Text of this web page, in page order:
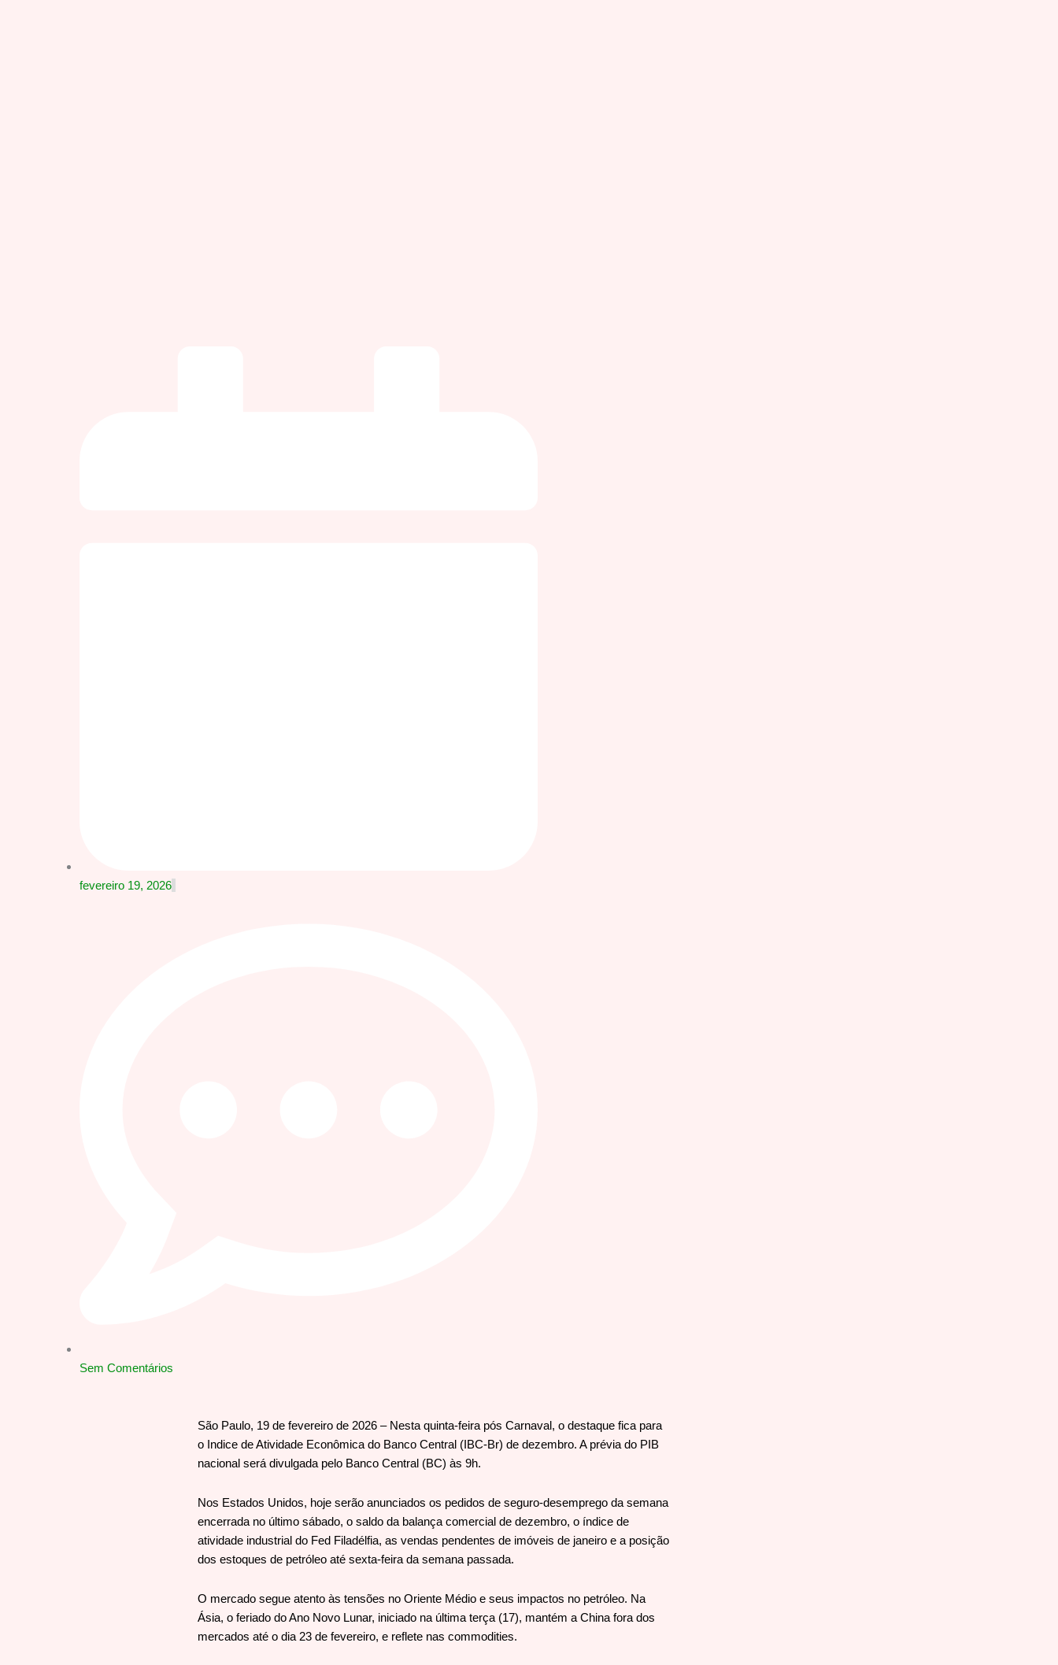
fevereiro 19, 2026
Sem Comentários
São Paulo, 19 de fevereiro de 2026 – Nesta quinta-feira pós Carnaval, o destaque fica para
o Indice de Atividade Econômica do Banco Central (IBC-Br) de dezembro. A prévia do PIB
nacional será divulgada pelo Banco Central (BC) às 9h.
Nos Estados Unidos, hoje serão anunciados os pedidos de seguro-desemprego da semana
encerrada no último sábado, o saldo da balança comercial de dezembro, o índice de
atividade industrial do Fed Filadélfia, as vendas pendentes de imóveis de janeiro e a posição
dos estoques de petróleo até sexta-feira da semana passada.
O mercado segue atento às tensões no Oriente Médio e seus impactos no petróleo. Na
Ásia, o feriado do Ano Novo Lunar, iniciado na última terça (17), mantém a China fora dos
mercados até o dia 23 de fevereiro, e reflete nas commodities.